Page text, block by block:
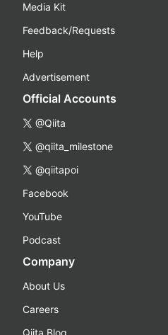
Media Kit
Feedback/Requests
Help
Advertisement
Official Accounts
@Qiita
@qiita_milestone
@qiitapoi
Facebook
YouTube
Podcast
Company
About Us
Careers
Qiita Blog